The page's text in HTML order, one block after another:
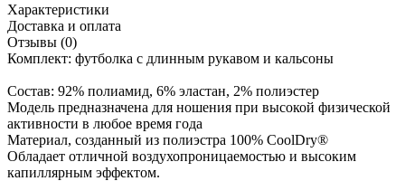
Характеристики
Доставка и оплата
Отзывы (0)
Комплект: футболка с длинным рукавом и кальсоны
Состав: 92% полиамид, 6% эластан, 2% полиэстер
Модель предназначена для ношения при высокой физической
активности в любое время года
Материал, созданный из полиэстра 100% CoolDry®
Обладает отличной воздухопроницаемостью и высоким
капиллярным эффектом.